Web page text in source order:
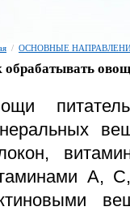
/ ОСНОВНЫЕ
обрабатывать
А,